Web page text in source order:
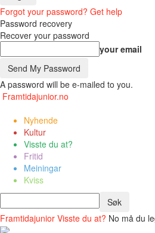
Forgot your password? Get help
Password recovery
Recover your password
your email
A password will be e-mailed to you.
Framtidajunior.no
Nyhende
Kultur
Visste du at?
Fritid
Meiningar
Kviss
Framtidajunior Visste du at? No må du